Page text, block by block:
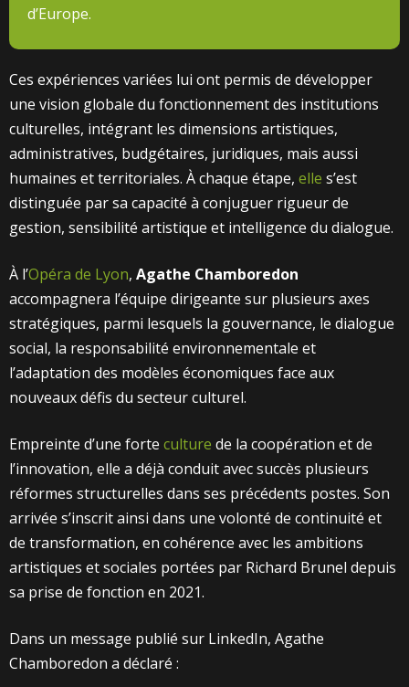
d’Europe.
Ces expériences variées lui ont permis de développer
une vision globale du fonctionnement des institutions
culturelles, intégrant les dimensions artistiques,
administratives, budgétaires, juridiques, mais aussi
humaines et territoriales. À chaque étape, elle s’est
distinguée par sa capacité à conjuguer rigueur de
gestion, sensibilité artistique et intelligence du dialogue.
À l’Opéra de Lyon, Agathe Chamboredon
accompagnera l’équipe dirigeante sur plusieurs axes
stratégiques, parmi lesquels la gouvernance, le dialogue
social, la responsabilité environnementale et
l’adaptation des modèles économiques face aux
nouveaux défis du secteur culturel.
Empreinte d’une forte culture de la coopération et de
l’innovation, elle a déjà conduit avec succès plusieurs
réformes structurelles dans ses précédents postes. Son
arrivée s’inscrit ainsi dans une volonté de continuité et
de transformation, en cohérence avec les ambitions
artistiques et sociales portées par Richard Brunel depuis
sa prise de fonction en 2021.
Dans un message publié sur LinkedIn, Agathe
Chamboredon a déclaré :